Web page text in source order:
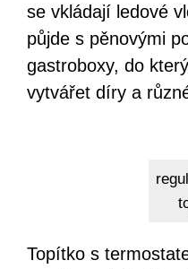
se vkládají ledové
půjde s pěnovými
gastroboxy, do
vytvářet díry a
Topítko s